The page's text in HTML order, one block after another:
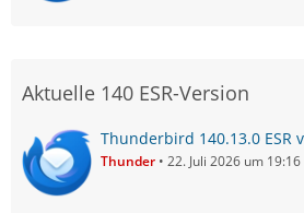
Aktuelle 140 ESR-Version
Thunderbird 140.13.0 ESR
Thunder 22. Juli 2026 um 19:16